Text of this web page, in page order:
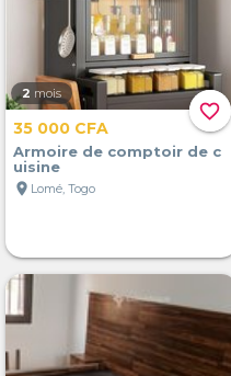
favorite_border
2 mois
35 000 CFA
Armoire de comptoir de c
uisine
location_on Lomé, Togo